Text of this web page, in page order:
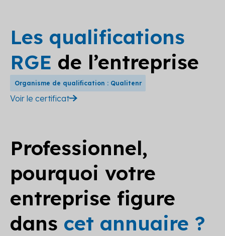
Les qualifications
RGE de l’entreprise
Organisme de qualification : Qualitenr
Voir le certificat
Professionnel,
pourquoi votre
entreprise figure
dans cet annuaire ?